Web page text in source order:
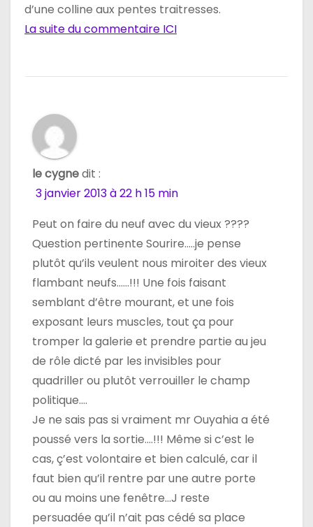
d’une colline aux pentes traitresses.
La suite du commentaire ICI
le cygnedit :
3 janvier 2013 à 22 h 15 min
Peut on faire du neuf avec du vieux ????
Question pertinente Sourire…..je pense
plutôt qu’ils veulent nous miroiter des vieux
flambant neufs……!!! Une fois faisant
semblant d’être mourant, et une fois
exposant leurs muscles, tout ça pour
tromper la galerie et prendre partie au jeu
de rôle dicté par les invisibles pour
quadriller ou plutôt verrouiller le champ
politique….
Je ne sais pas si vraiment mr Ouyahia a été
poussé vers la sortie….!!! Même si c’est le
cas, ç’est volontaire et bien calculé, car il
faut bien qu’il rentre par une autre porte
ou au moins une fenêtre…J reste
persuadée qu’il n’ait pas cédé sa place